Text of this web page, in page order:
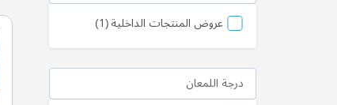
عروض المنتجات الداخلية 1منتج
درجة اللمعان